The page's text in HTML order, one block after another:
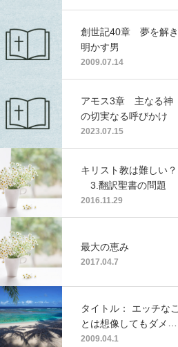
創世記40章 夢を解き
明かす男
2009.07.14
アモス3章 主なる神
の切実なる呼びかけ
2023.07.15
キリスト教は難しい？
3.翻訳聖書の問題
2016.11.29
最大の恵み
2017.04.7
タイトル： エッチなこ
とは想像してもダメで
すか？ 山梨県 ハン
2009.04.1